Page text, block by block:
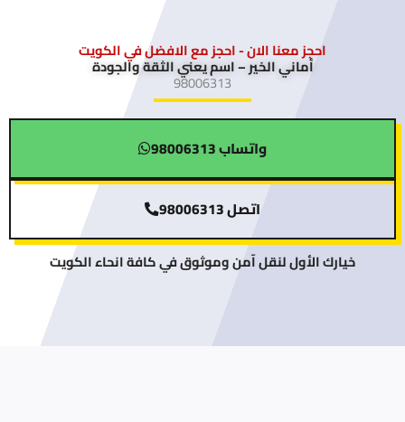
احجز معنا الان - احجز مع الافضل في الكويت
أماني الخير – اسم يعني الثقة والجودة
98006313
واتساب 98006313
اتصل 98006313
خيارك الأول لنقل آمن وموثوق في كافة انحاء الكويت